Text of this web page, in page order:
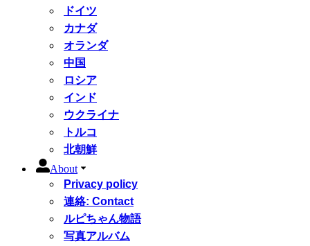
ドイツ
カナダ
オランダ
中国
ロシア
インド
ウクライナ
トルコ
北朝鮮
About
Privacy policy
連絡: Contact
ルピちゃん物語
写真アルバム